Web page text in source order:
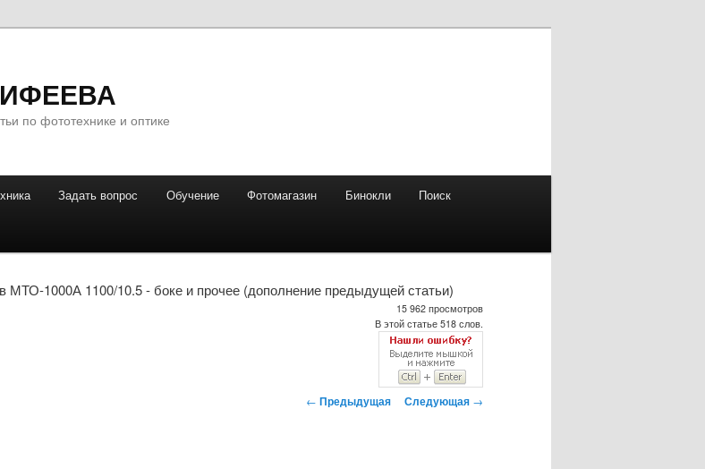
по фототехнике и оптике
Задать вопрос Обучение Фотомагазин Бинокли Поиск
МТО-1000А 1100/10.5 - боке и прочее (дополнение предыдущей статьи)
15 962 просмотров
В этой статье 518 слов.
Навигация
← Предыдущая Следующая →